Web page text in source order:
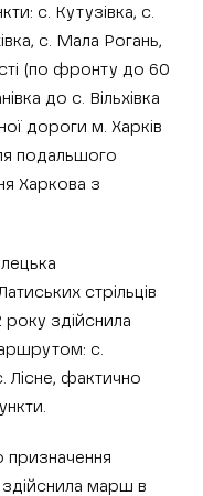
с. Кутузівка, с.
с. Мала Рогань,
(по фронту до 60
до с. Вільхівка
дороги м. Харків
подальшого
Харкова з
стрільців
року здійснила
с.
Лісне, фактично
призначення
марш в